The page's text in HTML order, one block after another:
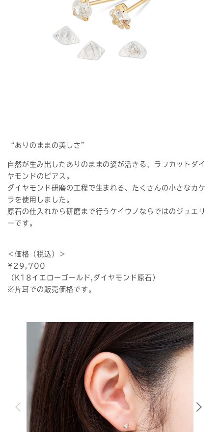
“ありのままの美しさ”
自然が生み出したありのままの姿が活きる、ラフカットダイ
ヤモンドのピアス。
ダイヤモンド研磨の工程で生まれる、たくさんの小さなカケ
ラを使用しました。
原石の仕入れから研磨まで行うケイウノならではのジュエリ
ーです。
＜価格（税込）＞
¥29,700
（K18イエローゴールド,ダイヤモンド原石）
※片耳での販売価格です。